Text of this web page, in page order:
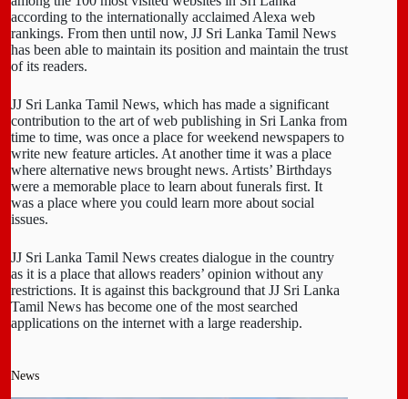
according to the internationally acclaimed Alexa web
rankings. From then until now, JJ Sri Lanka Tamil News
has been able to maintain its position and maintain the trust
of its readers.
JJ Sri Lanka Tamil News, which has made a significant
contribution to the art of web publishing in Sri Lanka from
time to time, was once a place for weekend newspapers to
write new feature articles. At another time it was a place
where alternative news brought news. Artists’ Birthdays
were a memorable place to learn about funerals first. It
was a place where you could learn more about social
issues.
JJ Sri Lanka Tamil News creates dialogue in the country
as it is a place that allows readers’ opinion without any
restrictions. It is against this background that JJ Sri Lanka
Tamil News has become one of the most searched
applications on the internet with a large readership.
News